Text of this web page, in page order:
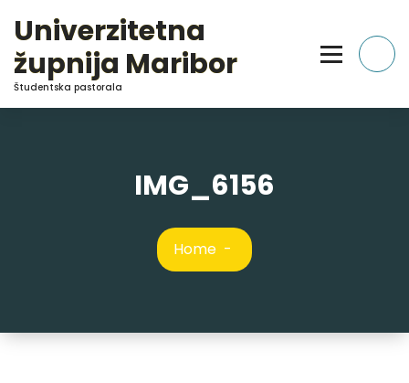
Content
Univerzitetna
župnija Maribor
Študentska pastorala
IMG_6156
Home -